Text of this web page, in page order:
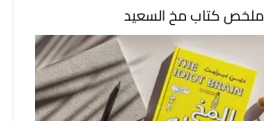
ملخص كتاب مخ السعيد